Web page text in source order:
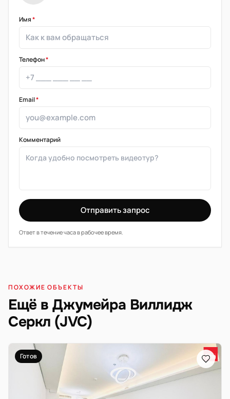
Имя*
Телефон*
Email*
Комментарий
Отправить запрос
Ответ в течение часа в рабочее время.
ПОХОЖИЕ ОБЪЕКТЫ
Ещё в Джумейра Виллидж
Серкл (JVC)
Готов